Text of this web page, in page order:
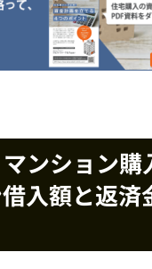
マンション購
入額と返済